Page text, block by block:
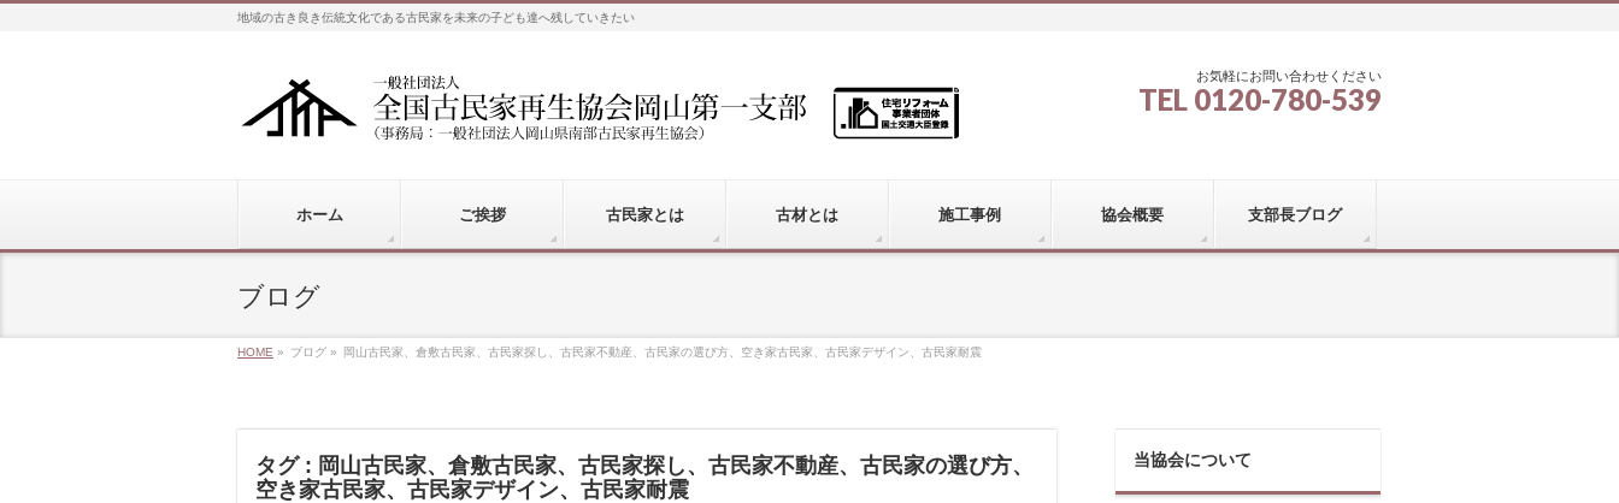
地域の古き良き伝統文化である古民家を未来の子ども達へ残していきたい
お気軽にお問い合わせください
TEL 0120-780-539
ホーム ご挨拶 古民家とは 古材とは 施工事例 協会概要 支部長ブログ
ブログ
HOME » ブログ » 岡山古民家、倉敷古民家、古民家探し、古民家不動産、古民家の選び方、空き家古民家、古民家デザイン、古民家耐震
タグ : 岡山古民家、倉敷古民家、古民家探し、古民家不動産、古民家の選び方、
空き家古民家、古民家デザイン、古民家耐震
当協会について